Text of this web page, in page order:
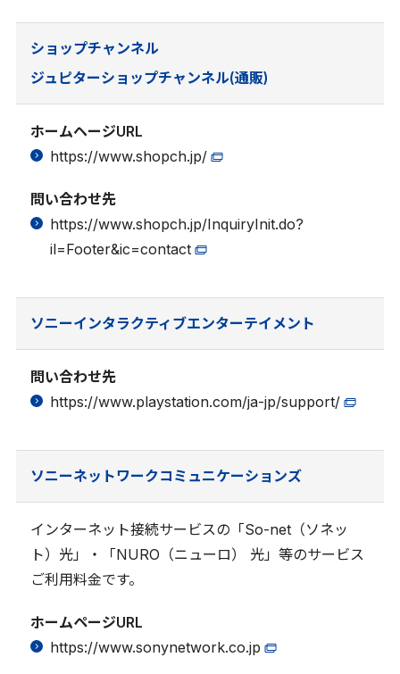
ショップチャンネル
ジュピターショップチャンネル(通販)
ホームヘージURL
https://www.shopch.jp/
問い合わせ先
https://www.shopch.jp/InquiryInit.do?
il=Footer&ic=contact
ソニーインタラクティブエンターテイメント
問い合わせ先
https://www.playstation.com/ja-jp/support/
ソニーネットワークコミュニケーションズ
インターネット接続サービスの「So-net（ソネッ
ト）光」・「NURO（ニューロ） 光」等のサービス
ご利用料金です。
ホームページURL
https://www.sonynetwork.co.jp